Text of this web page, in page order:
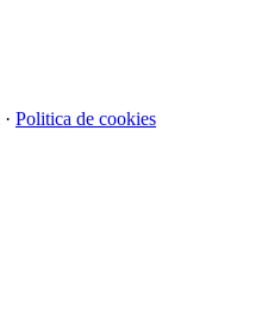
· Politica de cookies